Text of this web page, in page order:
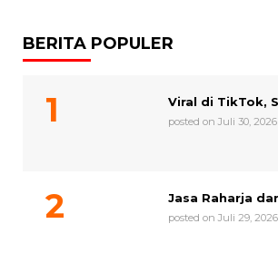
BERITA POPULER
Viral di TikTok,
posted on Juli 30, 2026
Jasa Raharja
posted on Juli 29, 2026